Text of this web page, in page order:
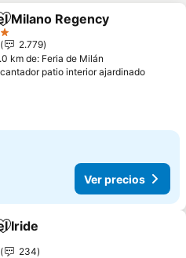
Agregar a favoritos
Milano Regency
2.779
km de: Feria de Milán
patio interior ajardinadoVer
Ver precios
Agregar a favoritos
Iride
234